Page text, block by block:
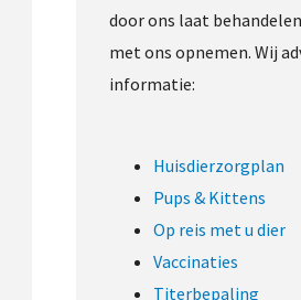
door ons laat
met ons opnemen. Wij
informatie:
Huisdierzorgplan
Pups & Kittens
Op reis met u dier
Vaccinaties
Titerbepaling